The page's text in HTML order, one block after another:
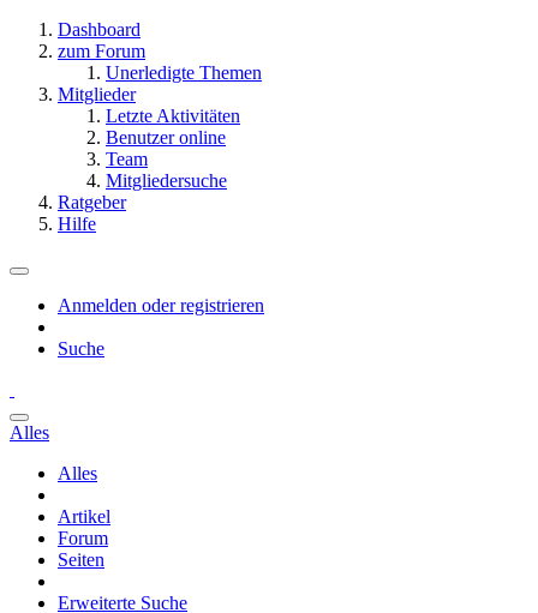
Dashboard
zum Forum
Unerledigte Themen
Mitglieder
Letzte Aktivitäten
Benutzer online
Team
Mitgliedersuche
Ratgeber
Hilfe
Anmelden oder registrieren
Suche
Alles
Alles
Artikel
Forum
Seiten
Erweiterte Suche